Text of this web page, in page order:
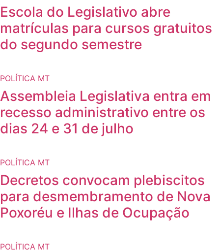
Escola do Legislativo abre
matrículas para cursos gratuitos
do segundo semestre
POLÍTICA MT
Assembleia Legislativa entra em
recesso administrativo entre os
dias 24 e 31 de julho
POLÍTICA MT
Decretos convocam plebiscitos
para desmembramento de Nova
Poxoréu e Ilhas de Ocupação
POLÍTICA MT